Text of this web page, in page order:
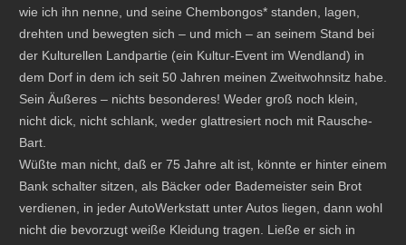
wie ich ihn nenne, und seine Chembongos* standen, lagen,
drehten und bewegten sich – und mich – an seinem Stand bei
der Kulturellen Landpartie (ein Kultur-Event im Wendland) in
dem Dorf in dem ich seit 50 Jahren meinen Zweitwohnsitz habe.
Sein Äußeres – nichts besonderes! Weder groß noch klein,
nicht dick, nicht schlank, weder glattresiert noch mit Rausche-
Bart.
Wüßte man nicht, daß er 75 Jahre alt ist, könnte er hinter einem
Bank schalter sitzen, als Bäcker oder Bademeister sein Brot
verdienen, in jeder AutoWerkstatt unter Autos liegen, dann wohl
nicht die bevorzugt weiße Kleidung tragen. Ließe er sich in